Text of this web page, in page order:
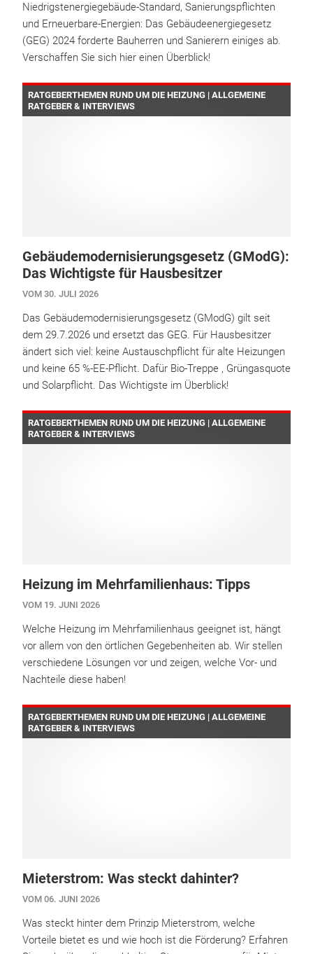
Niedrigstenergiegebäude-Standard, Sanierungspflichten
und Erneuerbare-Energien: Das Gebäudeenergiegesetz
(GEG) 2024 forderte Bauherren und Sanierern einiges ab.
Verschaffen Sie sich hier einen Überblick!
RATGEBERTHEMEN RUND UM DIE HEIZUNG | ALLGEMEINE
RATGEBER & INTERVIEWS
Gebäudemodernisierungsgesetz (GModG):
Das Wichtigste für Hausbesitzer
VOM 30. JULI 2026
Das Gebäudemodernisierungsgesetz (GModG) gilt seit
dem 29.7.2026 und ersetzt das GEG. Für Hausbesitzer
ändert sich viel: keine Austauschpflicht für alte Heizungen
und keine 65 %-EE-Pflicht. Dafür Bio-Treppe , Grüngasquote
und Solarpflicht. Das Wichtigste im Überblick!
RATGEBERTHEMEN RUND UM DIE HEIZUNG | ALLGEMEINE
RATGEBER & INTERVIEWS
Heizung im Mehrfamilienhaus: Tipps
VOM 19. JUNI 2026
Welche Heizung im Mehrfamilienhaus geeignet ist, hängt
vor allem von den örtlichen Gegebenheiten ab. Wir stellen
verschiedene Lösungen vor und zeigen, welche Vor- und
Nachteile diese haben!
RATGEBERTHEMEN RUND UM DIE HEIZUNG | ALLGEMEINE
RATGEBER & INTERVIEWS
Mieterstrom: Was steckt dahinter?
VOM 06. JUNI 2026
Was steckt hinter dem Prinzip Mieterstrom, welche
Vorteile bietet es und wie hoch ist die Förderung? Erfahren